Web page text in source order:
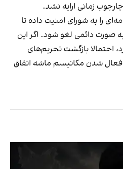
زمانی ارایه نشد.
را به شورای امنیت داده تا
صورت دائمی لغو شود. اگر این
احتمالا بازگشت تحریم‌های
فعال شدن مکانیسم ماشه اتفاق